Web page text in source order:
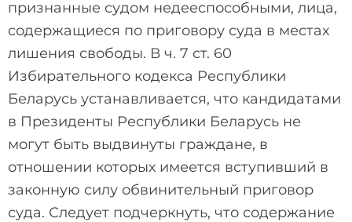
признанные судом недееспособными, лица,
содержащиеся по приговору суда в местах
лишения свободы. В ч. 7 ст. 60
Избирательного кодекса Республики
Беларусь устанавливается, что кандидатами
в Президенты Республики Беларусь не
могут быть выдвинуты граждане, в
отношении которых имеется вступивший в
законную силу обвинительный приговор
суда. Следует подчеркнуть, что содержание